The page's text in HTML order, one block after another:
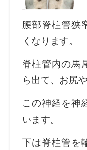
腰部脊柱管狭
くなります。
脊柱管内の馬
ら出て、お尻
この神経を神
います。
下は脊柱管を